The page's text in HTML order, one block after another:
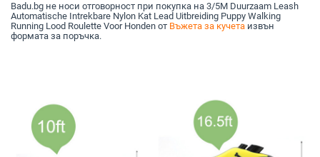
Badu.bg не носи отговорност при покупка на 3/5M Duurzaam Leash
Automatische Intrekbare Nylon Kat Lead Uitbreiding Puppy Walking
Running Lood Roulette Voor Honden от Въжета за кучета извън
формата за поръчка.